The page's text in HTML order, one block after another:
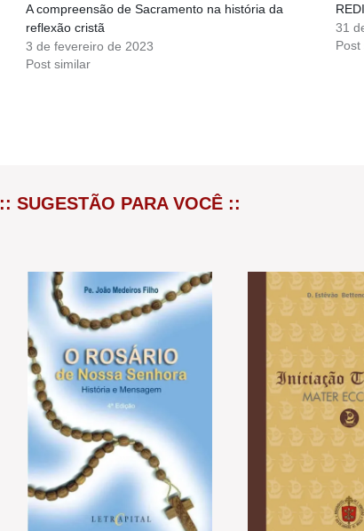
A compreensão de Sacramento na história da
reflexão cristã
3 de fevereiro de 2023
Post similar
31
Post
:: SUGESTÃO PARA VOCÊ ::